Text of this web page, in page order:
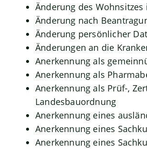
Änderung des
Änderung nach
Änderung persönlicher
Änderungen an die
Anerkennung als
Anerkennung als
Anerkennung als Prüf-,
Landesbauordnung
Anerkennung eines
Anerkennung eines
Anerkennung eines